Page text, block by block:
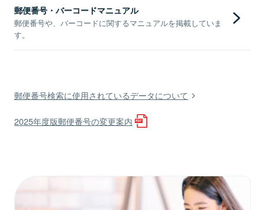
郵便番号・バーコードマニュアル
郵便番号や、バーコードに関するマニュアルを掲載していま
す。
郵便番号検索に使用されているデータについて
2025年度版郵便番号の変更案内